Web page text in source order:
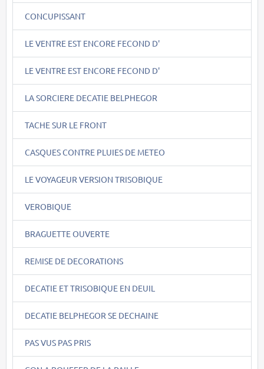
CONCUPISSANT
LE VENTRE EST ENCORE FECOND D'
LE VENTRE EST ENCORE FECOND D'
LA SORCIERE DECATIE BELPHEGOR
TACHE SUR LE FRONT
CASQUES CONTRE PLUIES DE METEO
LE VOYAGEUR VERSION TRISOBIQUE
VEROBIQUE
BRAGUETTE OUVERTE
REMISE DE DECORATIONS
DECATIE ET TRISOBIQUE EN DEUIL
DECATIE BELPHEGOR SE DECHAINE
PAS VUS PAS PRIS